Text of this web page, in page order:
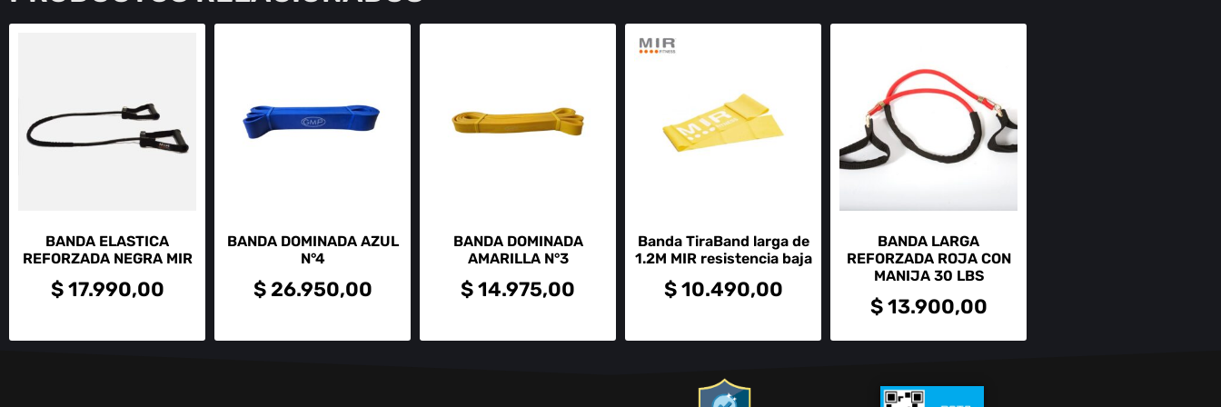
BANDA ELASTICA
REFORZADA NEGRA MIR
$17.990,00
BANDA DOMINADA AZUL
N°4
$26.950,00
BANDA DOMINADA
AMARILLA N°3
$14.975,00
Banda TiraBand larga de
1.2M MIR resistencia baja
$10.490,00
BANDA LARGA
REFORZADA ROJA CON
MANIJA 30 LBS
$13.900,00